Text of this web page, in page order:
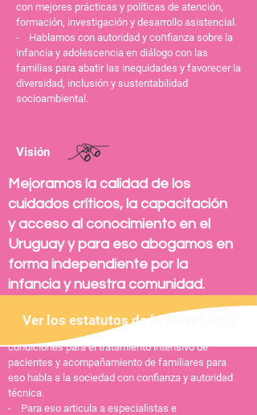
con mejores prácticas y políticas de atención,
formación, investigación y desarrollo asistencial.
- Hablamos con autoridad y confianza sobre la
infancia y adolescencia en diálogo con las
familias para abatir las inequidades y favorecer la
diversidad, inclusión y sustentabilidad
socioambiental.
Visión
Mejoramos la calidad de los
cuidados críticos, la capacitación
y acceso al conocimiento en el
Uruguay y para eso abogamos en
forma independiente por la
infancia y nuestra comunidad.
- SUNPI es una organización independiente que
tiene la vocación de mejorar la salud, atención y
condiciones para el tratamiento intensivo de
pacientes y acompañamiento de familiares para
eso habla a la sociedad con confianza y autoridad
técnica.
- Para eso articula a especialistas e
Ver los estatutos de la SUNPI